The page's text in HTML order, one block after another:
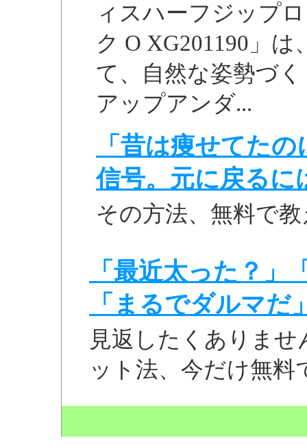
ィスハーフジップ
ク O XG201190」
て、自然な姿勢づ
アップアンダ...
「昔は痩せてた
信号。元に戻るに
その方法、無料で
「最近太った？
「まるでダルマだ
見返したくありま
ット法、今だけ無料